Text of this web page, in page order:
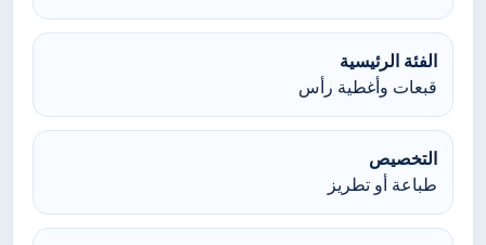
الفئة الرئيسية
قبعات وأغطية رأس
التخصيص
طباعة أو تطريز